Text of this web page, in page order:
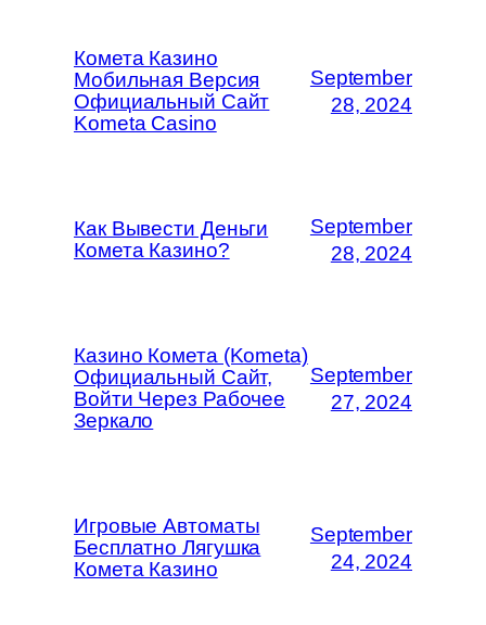
Комета Казино
Мобильная Версия
Официальный Сайт
Kometa Casino
September
28, 2024
Как Вывести Деньги
Комета Казино?
September
28, 2024
Казино Комета (Kometa)
Официальный Сайт,
Войти Через Рабочее
Зеркало
September
27, 2024
Игровые Автоматы
Бесплатно Лягушка
Комета Казино
September
24, 2024